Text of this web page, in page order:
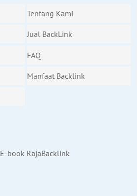
Tentang Kami
Jual BackLink
FAQ
Manfaat Backlink
E-book RajaBacklink